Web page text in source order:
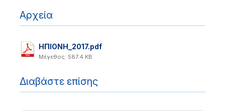
Αρχεία
ΗΠΙΟΝΗ_2017.pdf
Μέγεθος: 587.4 KB
Διαβάστε επίσης